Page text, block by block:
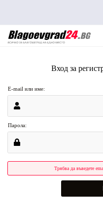
Вход за
E-mail или име:
Парола:
Трябва да въведете